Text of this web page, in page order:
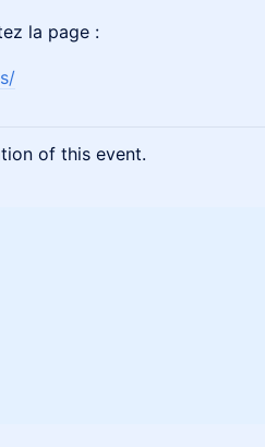
la page :
of this event.